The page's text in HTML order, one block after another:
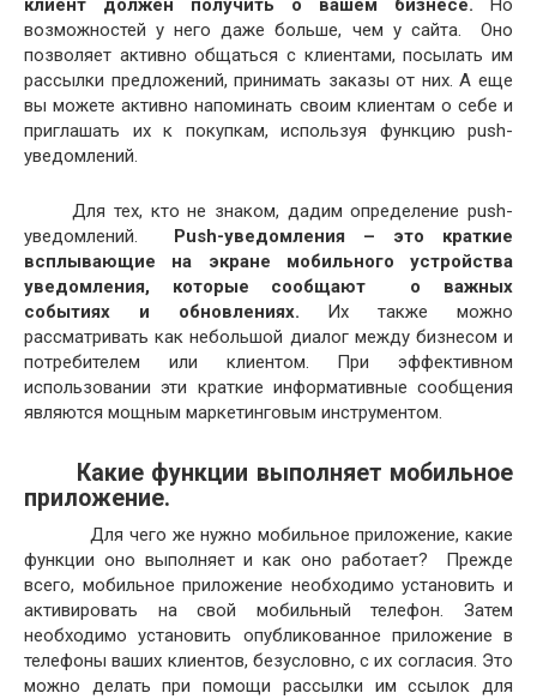
клиент должен получить о вашем бизнесе. Но
возможностей у него даже больше, чем у сайта. Оно
позволяет активно общаться с клиентами, посылать им
рассылки предложений, принимать заказы от них. А еще
вы можете активно напоминать своим клиентам о себе и
приглашать их к покупкам, используя функцию push-
уведомлений.
Для тех, кто не знаком, дадим определение push-
уведомлений. Push-уведомления – это краткие
всплывающие на экране мобильного устройства
уведомления, которые сообщают о важных
событиях и обновлениях. Их также можно
рассматривать как небольшой диалог между бизнесом и
потребителем или клиентом. При эффективном
использовании эти краткие информативные сообщения
являются мощным маркетинговым инструментом.
Какие функции выполняет мобильное
приложение.
Для чего же нужно мобильное приложение, какие
функции оно выполняет и как оно работает? Прежде
всего, мобильное приложение необходимо установить и
активировать на свой мобильный телефон. Затем
необходимо установить опубликованное приложение в
телефоны ваших клиентов, безусловно, с их согласия. Это
можно делать при помощи рассылки им ссылок для